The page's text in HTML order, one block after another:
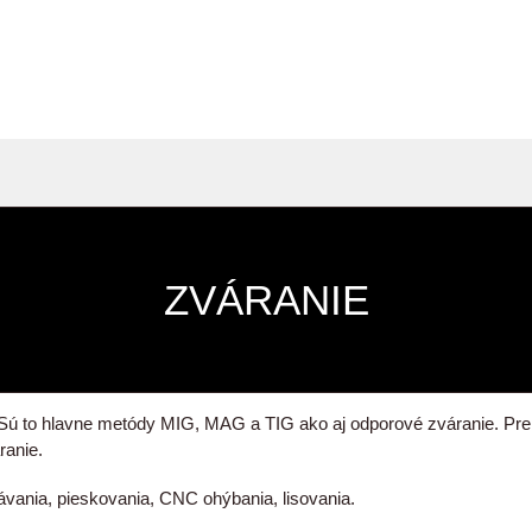
ZVÁRANIE
to hlavne metódy MIG, MAG a TIG ako aj odporové zváranie.
pieskovania, CNC ohýbania, lisovania.